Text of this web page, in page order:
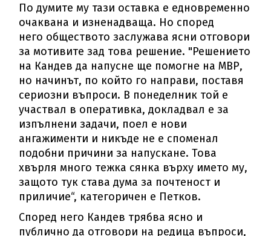
По думите му тази оставка е едновременно
очаквана и изненадваща. Но според
него обществото заслужава ясни отговори
за мотивите зад това решение. "Решението
на Кандев да напусне ще помогне на МВР,
но начинът, по който го направи, поставя
сериозни въпроси. В понеделник той е
участвал в оперативка, докладвал е за
изпълнени задачи, поел е нови
ангажименти и никъде не е споменал
подобни причини за напускане. Това
хвърля много тежка сянка върху името му,
защото тук става дума за почтеност и
приличие“, категоричен е Петков.
Според него Кандев трябва ясно и
публично да отговори на редица въпроси,